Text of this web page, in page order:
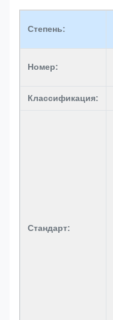
Степень:
Номер:
Классификация:
Стандарт: